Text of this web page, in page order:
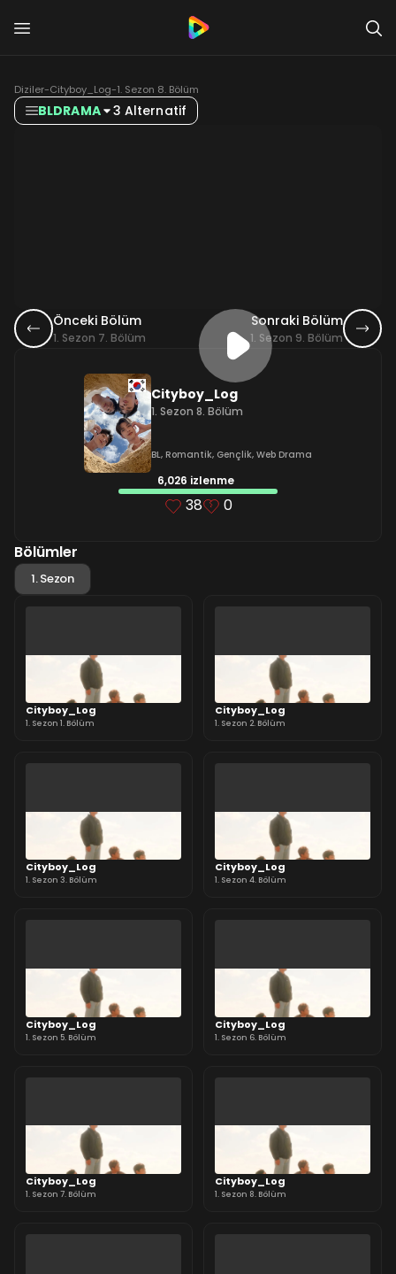
Diziler-Cityboy_Log-1. Sezon 8. Bölüm
BLDRAMA 3 Alternatif
Önceki Bölüm
1. Sezon 7. Bölüm
Sonraki Bölüm
1. Sezon 9. Bölüm
Cityboy_Log
1. Sezon 8. Bölüm
BL, Romantik, Gençlik, Web Drama
6,026 izlenme
38 0
Bölümler
1. Sezon
Cityboy_Log
1. Sezon 1. Bölüm
Cityboy_Log
1. Sezon 2. Bölüm
Cityboy_Log
1. Sezon 3. Bölüm
Cityboy_Log
1. Sezon 4. Bölüm
Cityboy_Log
1. Sezon 5. Bölüm
Cityboy_Log
1. Sezon 6. Bölüm
Cityboy_Log
1. Sezon 7. Bölüm
Cityboy_Log
1. Sezon 8. Bölüm